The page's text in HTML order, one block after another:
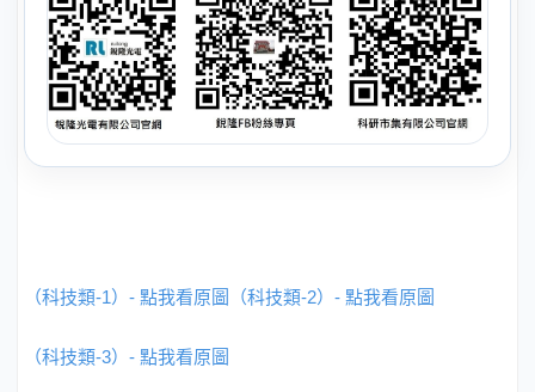
（科技類-1）- 點我看原圖 （科技類-2）- 點我看原圖
（科技類-3）- 點我看原圖